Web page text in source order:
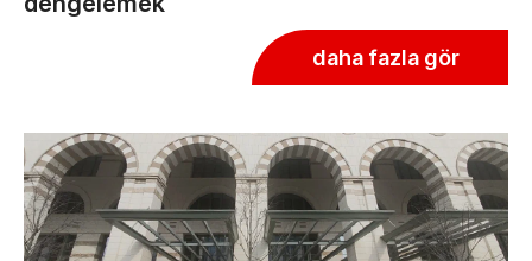
daha fazla gör